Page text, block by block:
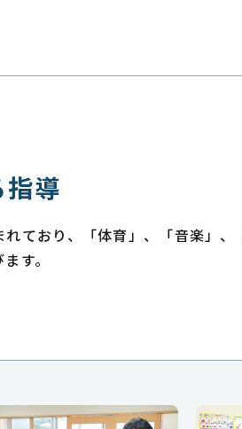
導
ており、「体育」、「音楽」
す。